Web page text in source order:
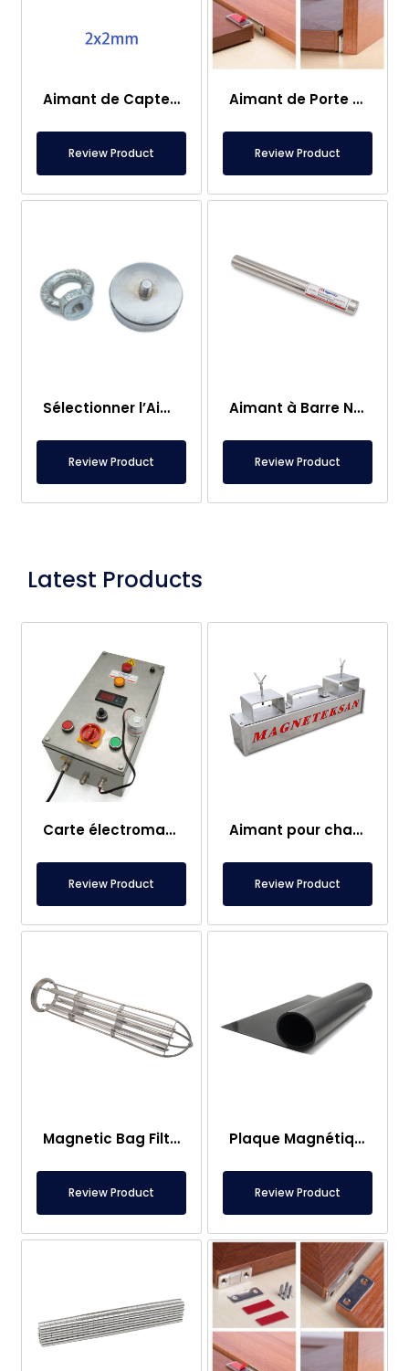
Aimant de Capteur – 2×2 mm
Review Product
Aimant de Porte de Caravane
Review Product
Sélectionner l’Aimant de Pêche – Aimant Puissant de Sauvetage en Mer
Review Product
Aimant à Barre Neodyme Ø25×250 mm – Connexion M8 Femelle d’un Côté
Review Product
Latest Products
Carte électromagnétique
Review Product
Aimant pour chariot élévateur – Entièrement en inox – Distance effective de 10 cm – Libération facile avec poignée
Review Product
Magnetic Bag Filter Head
Review Product
Plaque Magnétique – Pour Sous Plancher – Conforme aux Normes Alimentaires
Review Product